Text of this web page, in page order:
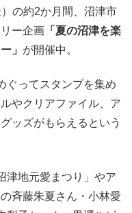
の約2か月間、沼津市
ー企画 「夏の沼津を楽
」 が開催中。
ぐってスタンプを集め
やクリアファイル、ア
ッズがもらえるという
津地元愛まつり」やア
斉藤朱夏さん・小林愛